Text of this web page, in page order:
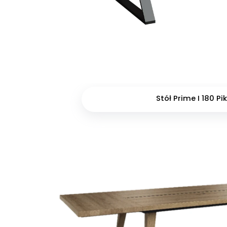
Stół Prime I 180 Pik